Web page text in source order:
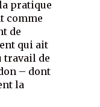
pratique
comme
de
qui ait
travail de
– dont
la